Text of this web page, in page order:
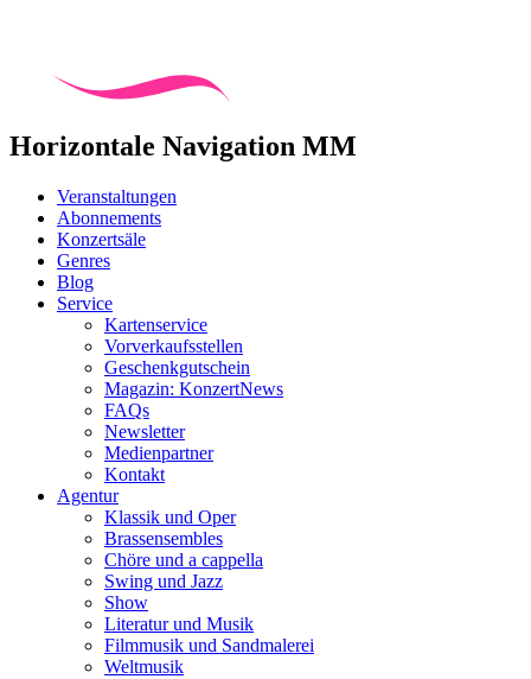
Horizontale Navigation MM
Veranstaltungen
Abonnements
Konzertsäle
Genres
Blog
Service
Kartenservice
Vorverkaufsstellen
Geschenkgutschein
Magazin: KonzertNews
FAQs
Newsletter
Medienpartner
Kontakt
Agentur
Klassik und Oper
Brassensembles
Chöre und a cappella
Swing und Jazz
Show
Literatur und Musik
Filmmusik und Sandmalerei
Weltmusik